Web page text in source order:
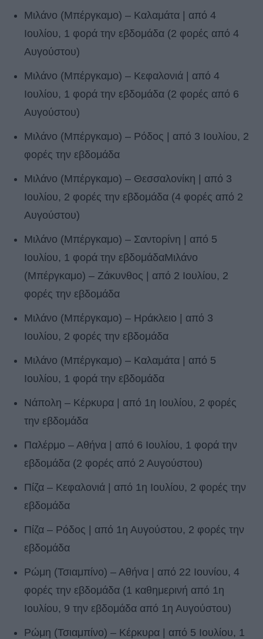
Μιλάνο (Μπέργκαμο) – Καλαμάτα | από 4
Ιουλίου, 1 φορά την εβδομάδα (2 φορές από 4
Αυγούστου)
Μιλάνο (Μπέργκαμο) – Κεφαλονιά | από 4
Ιουλίου, 1 φορά την εβδομάδα (2 φορές από 6
Αυγούστου)
Μιλάνο (Μπέργκαμο) – Ρόδος | από 3 Ιουλίου, 2
φορές την εβδομάδα
Μιλάνο (Μπέργκαμο) – Θεσσαλονίκη | από 3
Ιουλίου, 2 φορές την εβδομάδα (4 φορές από 2
Αυγούστου)
Μιλάνο (Μπέργκαμο) – Σαντορίνη | από 5
Ιουλίου, 1 φορά την εβδομάδαΜιλάνο
(Μπέργκαμο) – Ζάκυνθος | από 2 Ιουλίου, 2
φορές την εβδομάδα
Μιλάνο (Μπέργκαμο) – Ηράκλειο | από 3
Ιουλίου, 2 φορές την εβδομάδα
Μιλάνο (Μπέργκαμο) – Καλαμάτα | από 5
Ιουλίου, 1 φορά την εβδομάδα
Νάπολη – Κέρκυρα | από 1η Ιουλίου, 2 φορές
την εβδομάδα
Παλέρμο – Αθήνα | από 6 Ιουλίου, 1 φορά την
εβδομάδα (2 φορές από 2 Αυγούστου)
Πίζα – Κεφαλονιά | από 1η Ιουλίου, 2 φορές την
εβδομάδα
Πίζα – Ρόδος | από 1η Αυγούστου, 2 φορές την
εβδομάδα
Ρώμη (Τσιαμπίνο) – Αθήνα | από 22 Ιουνίου, 4
φορές την εβδομάδα (1 καθημερινή από 1η
Ιουλίου, 9 την εβδομάδα από 1η Αυγούστου)
Ρώμη (Τσιαμπίνο) – Κέρκυρα | από 5 Ιουλίου, 1